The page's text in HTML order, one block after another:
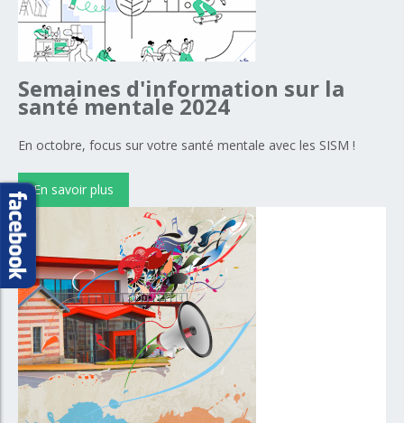
Semaines d'information sur la
santé mentale 2024
En octobre, focus sur votre santé mentale avec les SISM !
En savoir plus